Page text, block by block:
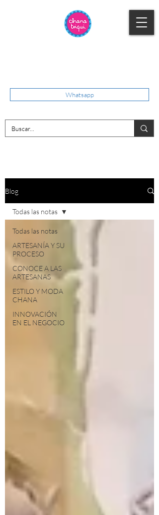
Whatsapp
Blog
Todas las notas
ARTESANÍA Y SU
PROCESO
CONOCE A LAS
ARTESANAS
ESTILO Y MODA
CHANA
INNOVACIÓN
EN EL NEGOCIO
Todas las notas